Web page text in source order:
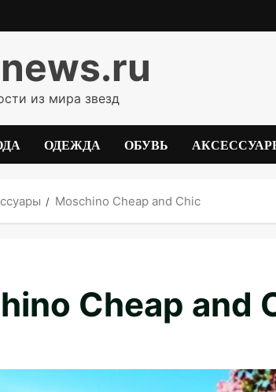
из мира звезд
ОДЕЖДА ОБУВЬ
Moschino Cheap and Chic
Cheap and